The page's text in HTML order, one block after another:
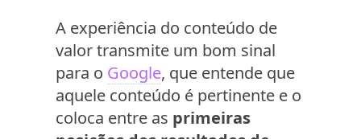
A experiência do conteúdo de
valor transmite um bom sinal
para o Google, que entende que
aquele conteúdo é pertinente e o
coloca entre as primeiras